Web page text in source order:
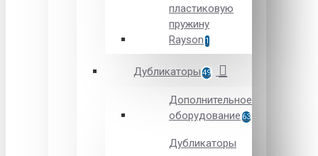
пластиковую
пружину
Rayson 1
Дубликаторы 49
Дополнительное
оборудование 63
Дубликаторы